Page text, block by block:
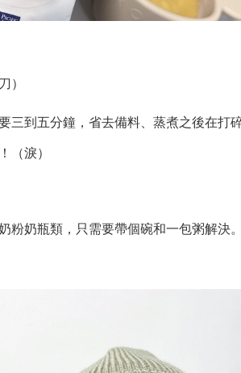
）
三到五分鐘，省去備料、蒸煮之後在打
（淚）
粉奶瓶類，只需要帶個碗和一包粥解決。